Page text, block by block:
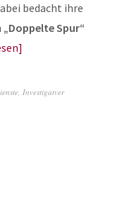
bedacht ihre
„Doppelte Spur“
, Investigatver